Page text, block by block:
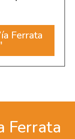
Ferrata
Ferrata